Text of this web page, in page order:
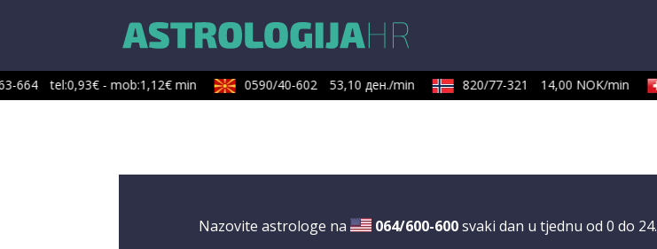
664 tel:0,93€ - mob:1,12€ min 0590/40-602 53,10 ден./min 820/77-321 14,00 NOK/min
Nazovite astrologe na 064/600-600 svaki dan u tjednu od 0 do 24.